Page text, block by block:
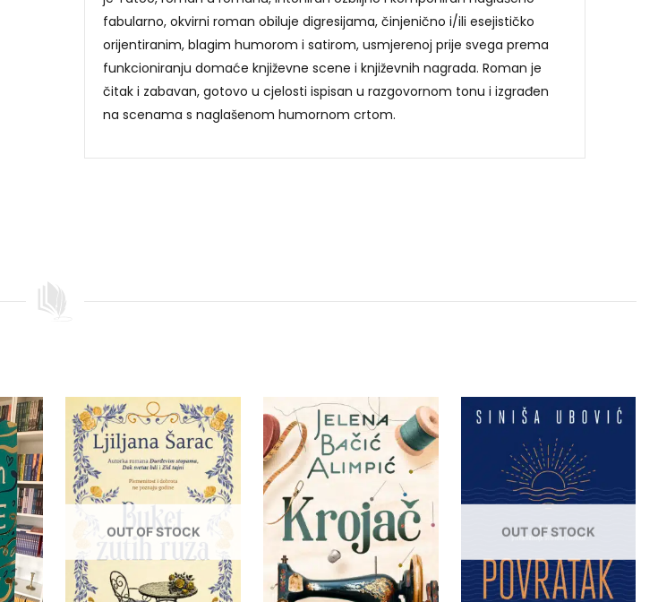
fabularno, okvirni roman obiluje digresijama, činjenično i/ili esejističko
orijentiranim, blagim humorom i satirom, usmjerenoj prije svega prema
funkcioniranju domaće književne scene i književnih nagrada. Roman je
čitak i zabavan, gotovo u cjelosti ispisan u razgovornom tonu i izgrađen
na scenama s naglašenom humornom crtom.
OUT OF STOCK OUT OF STOCK